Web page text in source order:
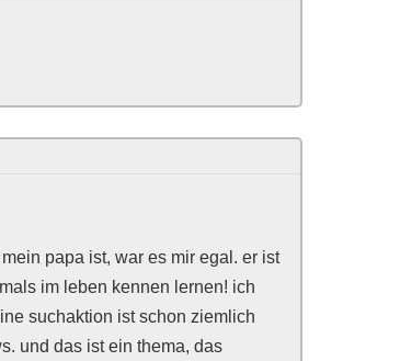
papa ist, war es mir egal. er ist
im leben kennen lernen! ich
suchaktion ist schon ziemlich
und das ist ein thema, das